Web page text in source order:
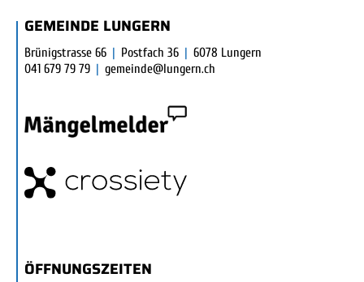
GEMEINDE LUNGERN
Brünigstrasse 66 | Postfach 36 | 6078 Lungern
041 679 79 79 | gemeinde@lungern.ch
ÖFFNUNGSZEITEN